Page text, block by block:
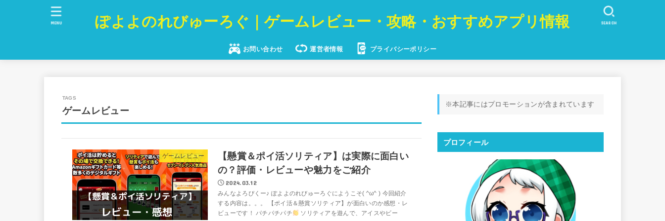
ぽよよのれびゅーろぐ｜ゲームレビュー・攻略・おすすめアプリ情報
お問い合わせ 運営者情報 プライバシーポリシー
SEARCH
MENU
ゲームレビュー
ゲームレビュー
【懸賞＆ポイ活ソリティア】は実際に面白い
の？評価・レビューや魅力をご紹介
2024.03.12
みんなよろぴくー♪ ぽよよのれびゅーろぐにようこそ( ^ω^ ) 今回紹介
する内容は。。。 【ポイ活＆懸賞ソリティア】が面白いのか感想・レ
ビューです！ パチパチパチ
ソリティアを遊んで、アイスやビー
※本記事にはプロモーションが含まれています
プロフィール